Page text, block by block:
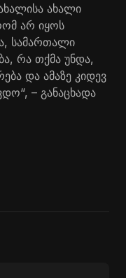
ახალი
არ იყოს
სამართალი
რა თქმა უნდა,
და ამაზე კიდევ
– განაცხადა